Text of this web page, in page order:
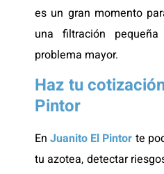
es un gran momento
una filtración
problema mayor.
Haz tu
Pintor
EnJuanito El Pintor te
tu azotea, detectar